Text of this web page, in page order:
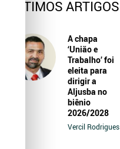
ÚLTIMOS ARTIGOS
A chapa
‘União e
Trabalho’ foi
eleita para
dirigir a
Aljusba no
biênio
2026/2028
Vercil Rodrigues